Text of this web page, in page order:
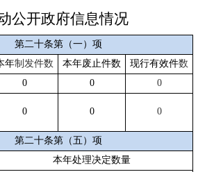
公开政府信息情况
第二十条第（一）项
年制发件数 本年废止件数 现行有效件数
0 0
0
0 0 0
第二十条第（五）项
本年处理决定数量